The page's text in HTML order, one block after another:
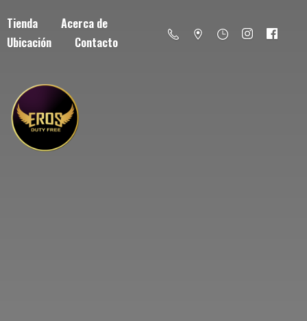
Tienda
Acerca de
Ubicación
Contacto